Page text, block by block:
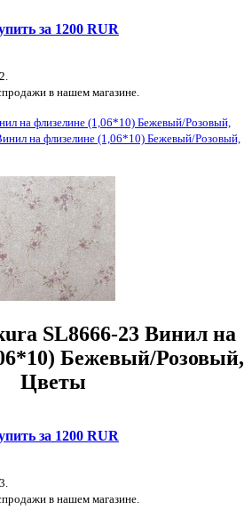
за 1200 RUR
в нашем магазине.
на флизелине (1,06*10) Бежевый/Розовый,
на флизелине (1,06*10) Бежевый/Розовый,
SL8666-23 Винил на
Бежевый/Розовый,
Цветы
за 1200 RUR
в нашем магазине.